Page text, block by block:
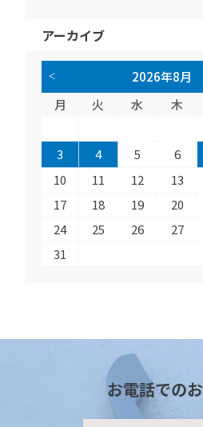
アーカイブ
月 火 水 木
3
4 5 6
10
11 12 13
17
18 19 20
24
25 26 27
31
お電話での